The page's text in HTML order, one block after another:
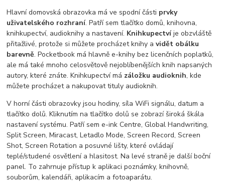
Hlavní domovská obrazovka má ve spodní části prvky
uživatelského rozhraní. Patří sem tlačítko domů, knihovna,
knihkupectví, audioknihy a nastavení. Knihkupectvíje obzvláště
přitažlivé, protože si můžete procházet knihy avidět obálku
barevně. Pocketbook má hlavně e-knihy bez licenčních poplatků,
ale má také mnoho celosvětově nejoblíbenějších knih napsaných
autory, které znáte. Knihkupectví má záložku audioknih, kde
můžete procházet a nakupovat tituly audioknih.
V horní části obrazovky jsou hodiny, síla WiFi signálu, datum a
tlačítko dolů. Kliknutím na tlačítko dolů se zobrazí široká škála
nastavení systému. Patří sem e-ink Centre, Global Handwriting,
Split Screen, Miracast, Letadlo Mode, Screen Record, Screen
Shot, Screen Rotation a posuvné lišty, které ovládají
teplé/studené osvětlení a hlasitost. Na levé straně je další boční
panel. To zahrnuje přístup k aplikaci poznámky, knihovně,
souborům, kalendáři, aplikacím a fotoaparátu.